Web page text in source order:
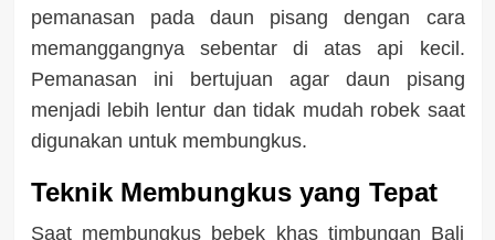
pemanasan pada daun pisang dengan cara
memanggangnya sebentar di atas api kecil.
Pemanasan ini bertujuan agar daun pisang
menjadi lebih lentur dan tidak mudah robek saat
digunakan untuk membungkus.
Teknik Membungkus yang Tepat
Saat membungkus bebek khas timbungan Bali